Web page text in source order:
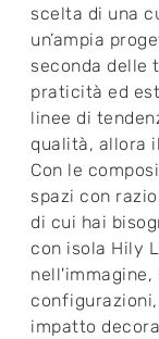
scelta di una
un’ampia
seconda delle
praticità ed
linee di
qualità, allora
Con le
spazi con
di cui hai
con isola Hily
impatto